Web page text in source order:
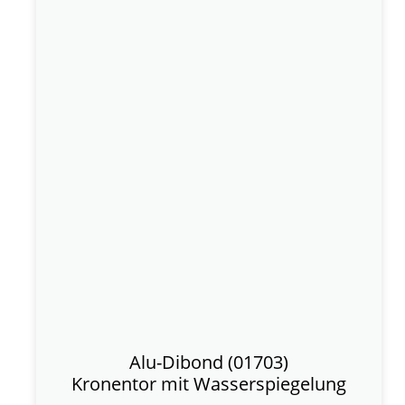
Alu-Dibond (01703)
Kronentor mit Wasserspiegelung